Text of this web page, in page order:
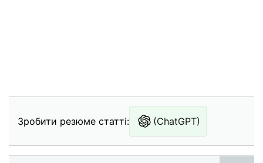
Зробити резюме статті: (ChatGPT)